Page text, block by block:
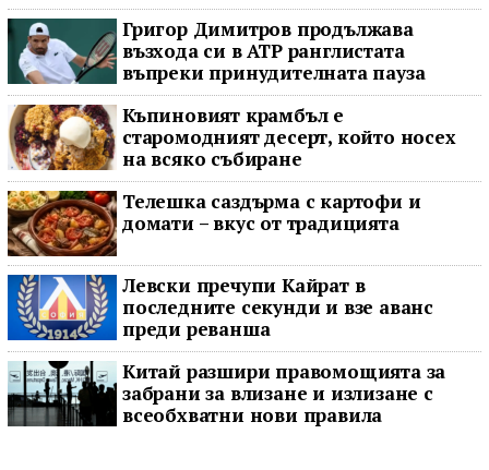
Григор Димитров продължава
възхода си в ATP ранглистата
въпреки принудителната пауза
Къпиновият крамбъл е
старомодният десерт, който носех
на всяко събиране
Телешка саздърма с картофи и
домати – вкус от традицията
Левски пречупи Кайрат в
последните секунди и взе аванс
преди реванша
Китай разшири правомощията за
забрани за влизане и излизане с
всеобхватни нови правила